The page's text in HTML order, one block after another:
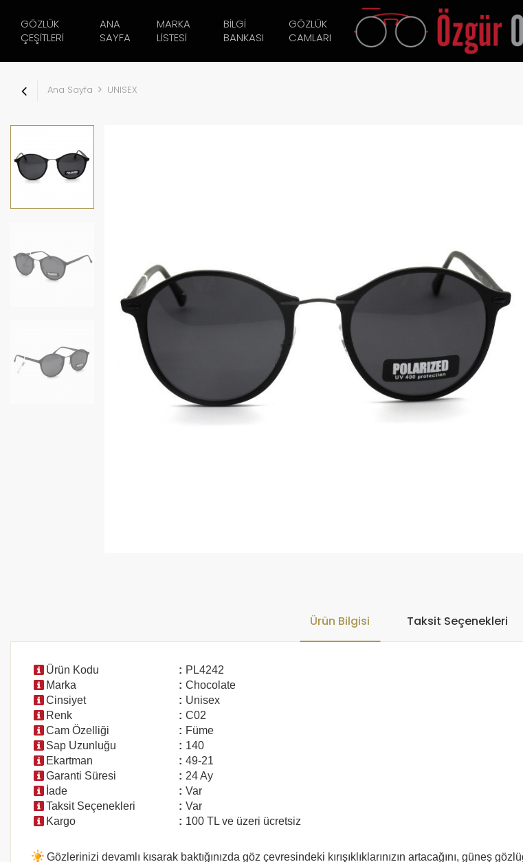
GÖZLÜK
ÇEŞITLERI
ANA
SAYFA
MARKA
LISTESI
BILGI
BANKASI
GÖZLÜK
CAMLARI
Ana Sayfa UNISEX
Ürün Bilgisi Taksit Seçenekleri
Ürün Kodu : PL4242
Marka
: Chocolate
Cinsiyet
: Unisex
Renk
: C02
Cam Özelliği
: Füme
Sap Uzunluğu
: 140
Ekartman
: 49-21
Garanti Süresi
: 24 Ay
İade
: Var
Taksit Seçenekleri
: Var
Kargo
: 100 TL ve üzeri ücretsiz
Gözlerinizi devamlı kısarak baktığınızda göz çevresindeki kırışıklıklarınızın artacağını, güneş